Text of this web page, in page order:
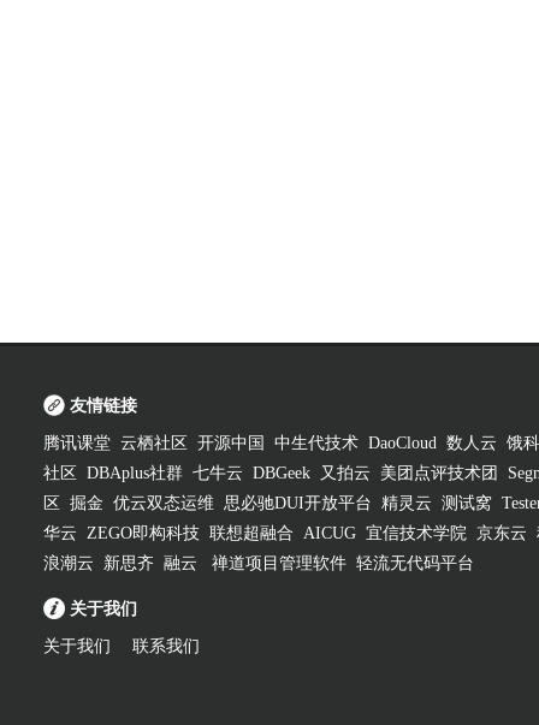
友情链接
腾讯课堂 云栖社区 开源中国 中生代技术 DaoCloud 数人云 饿
社区
DBAplus社群 七牛云 DBGeek 又拍云 美团点评技术团
区
掘金 优云双态运维 思必驰DUI开放平台 精灵云 测试窝
华云 ZEGO即构科技 联想超融合 AICUG 宜信技术学院 京东云
浪潮云
新思齐 融云 禅道项目管理软件 轻流无代码平台
关于我们
关于我们 联系我们